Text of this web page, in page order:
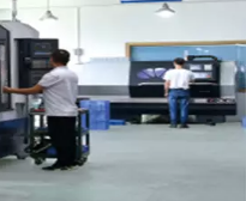
Español
Português